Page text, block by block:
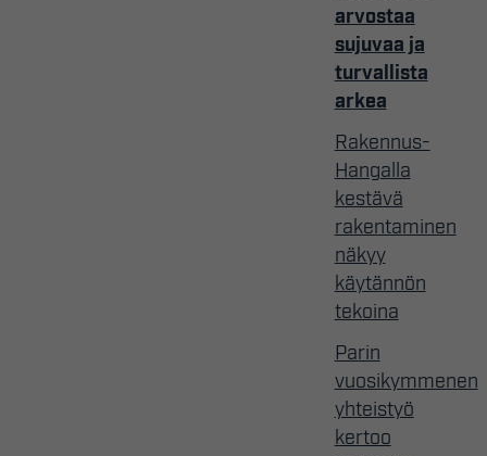
arvostaa
sujuvaa ja
turvallista
arkea
Rakennus-
Hangalla
kestävä
rakentaminen
näkyy
käytännön
tekoina
Parin
vuosikymmenen
yhteistyö
kertoo